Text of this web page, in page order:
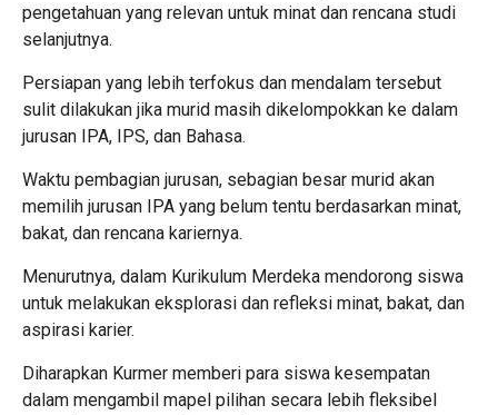
pengetahuan yang relevan untuk minat dan rencana studi
selanjutnya.
Persiapan yang lebih terfokus dan mendalam tersebut
sulit dilakukan jika murid masih dikelompokkan ke dalam
jurusan IPA, IPS, dan Bahasa.
Waktu pembagian jurusan, sebagian besar murid akan
memilih jurusan IPA yang belum tentu berdasarkan minat,
bakat, dan rencana kariernya.
Menurutnya, dalam Kurikulum Merdeka mendorong siswa
untuk melakukan eksplorasi dan refleksi minat, bakat, dan
aspirasi karier.
Diharapkan Kurmer memberi para siswa kesempatan
dalam mengambil mapel pilihan secara lebih fleksibel